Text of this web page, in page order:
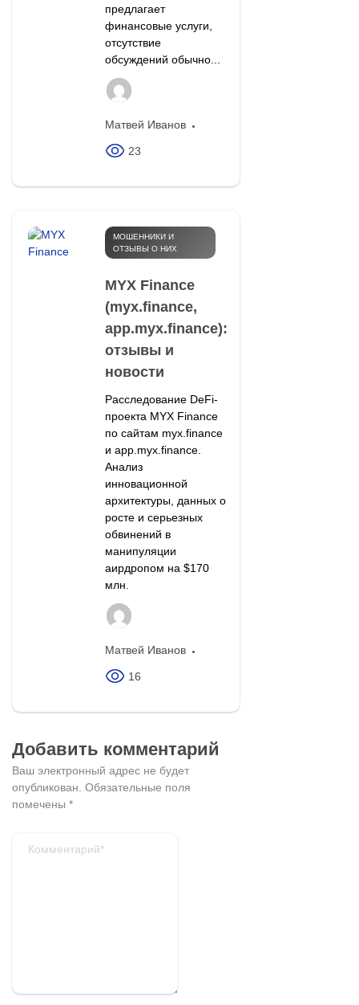
предлагает
финансовые услуги,
отсутствие
обсуждений обычно...
Матвей Иванов
23
МОШЕННИКИ И
ОТЗЫВЫ О НИХ
MYX Finance
(myx.finance,
app.myx.finance):
отзывы и
новости
Расследование DeFi-
проекта MYX Finance
по сайтам myx.finance
и app.myx.finance.
Анализ
инновационной
архитектуры, данных о
росте и серьезных
обвинений в
манипуляции
аирдропом на $170
млн.
Матвей Иванов
16
Добавить комментарий
Ваш электронный адрес не будет
опубликован. Обязательные поля
помечены *